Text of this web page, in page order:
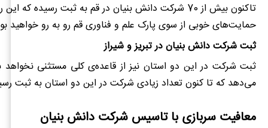
تاکنون بیش از 70 شرکت دانش بنیان در قم به ثبت رسیده
حمایت‌های خوبی از سوی پارک علم و فناوری قم رو به رو خواهید
ثبت شرکت دانش بنیان در تبریز و شیراز
ثبت شرکت در این دو استان نیز از قاعده‌ی کلی مستثنی نخواهد
می‌دهد که تا کنون تعداد زیادی شرکت در این دو استان به ثبت
معافیت سربازی با تاسیس شرکت دانش بنیان